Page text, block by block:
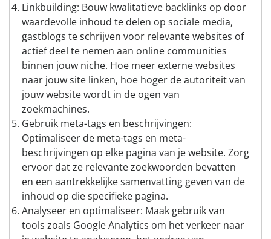
Linkbuilding: Bouw kwalitatieve backlinks op door
waardevolle inhoud te delen op sociale media,
gastblogs te schrijven voor relevante websites of
actief deel te nemen aan online communities
binnen jouw niche. Hoe meer externe websites
naar jouw site linken, hoe hoger de autoriteit van
jouw website wordt in de ogen van
zoekmachines.
Gebruik meta-tags en beschrijvingen:
Optimaliseer de meta-tags en meta-
beschrijvingen op elke pagina van je website. Zorg
ervoor dat ze relevante zoekwoorden bevatten
en een aantrekkelijke samenvatting geven van de
inhoud op die specifieke pagina.
Analyseer en optimaliseer: Maak gebruik van
tools zoals Google Analytics om het verkeer naar